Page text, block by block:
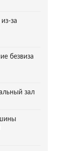
за
безвиза
зал